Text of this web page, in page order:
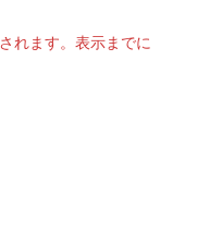
れます。表示までに